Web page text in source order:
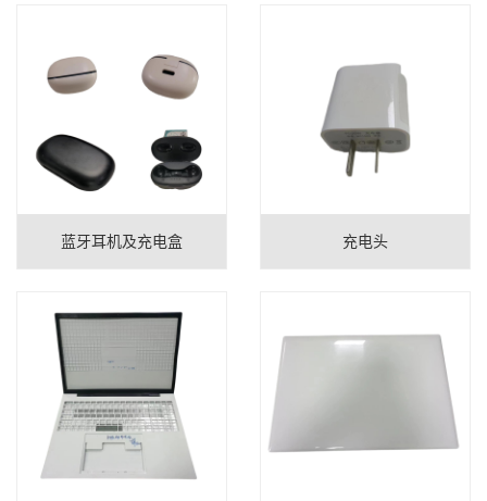
蓝牙耳机及充电盒 充电头